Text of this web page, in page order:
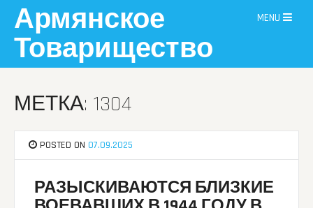
content
Армянское
Товарищество
MENU
МЕТКА: 1304
POSTED ON 07.09.2025
РАЗЫСКИВАЮТСЯ БЛИЗКИЕ